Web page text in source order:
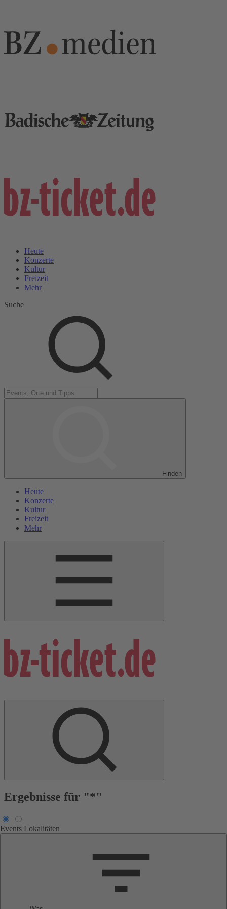
Heute
Konzerte
Kultur
Freizeit
Mehr
Suche
Finden
Heute
Konzerte
Kultur
Freizeit
Mehr
Ergebnisse für "*"
Events Lokalitäten